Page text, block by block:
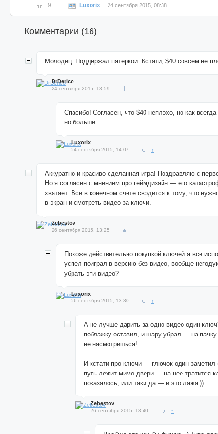
+9 Luxorix 24 сентября 2015, 08:38
Комментарии (16)
Молодец. Поддержал пятеркой. Кстати, $40 совсем не
DrDerico
24 сентября 2015, 13:59
Спасибо! Согласен, что $40 неплохо, но как
но больше.
Luxorix
24 сентября 2015, 14:07 ↑
Аккуратно и красиво сделанная игра! Поздравляю с
Но я согласен с мнением про геймдизайн — его
хватает. Все в конечном счете сводится к тому, что
в экран и смотреть видео за ключи.
Zebestov
26 сентября 2015, 13:25
Похоже действительно покупкой ключей я все
успел поиграл в версию без видео, вообще
убрать эти видео?
Luxorix
26 сентября 2015, 13:30 ↑
А не лучше дарить за одно видео один
поблажку оставил, и шару убрал — на
не насмотришься!
И кстати про ключи — глючок один заметил
путь лежит мимо двери — на нее тратится
показалось, или таки да — и это лажа ))
Zebestov
26 сентября 2015, 13:40 ↑